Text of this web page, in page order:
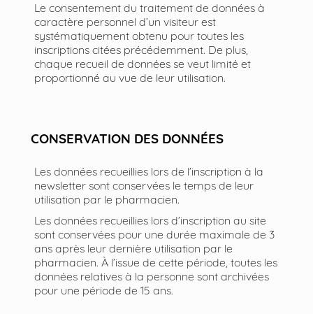
Le consentement du traitement de données à
caractère personnel d’un visiteur est
systématiquement obtenu pour toutes les
inscriptions citées précédemment. De plus,
chaque recueil de données se veut limité et
proportionné au vue de leur utilisation.
CONSERVATION DES DONNÉES
Les données recueillies lors de l’inscription à la
newsletter sont conservées le temps de leur
utilisation par le pharmacien.
Les données recueillies lors d’inscription au site
sont conservées pour une durée maximale de 3
ans après leur dernière utilisation par le
pharmacien. À l’issue de cette période, toutes les
données relatives à la personne sont archivées
pour une période de 15 ans.